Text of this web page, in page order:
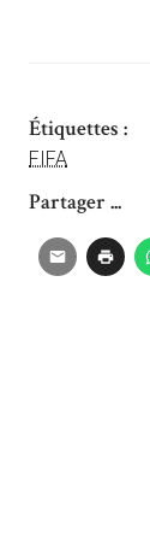
Étiquettes :
FIFA
Partager ...